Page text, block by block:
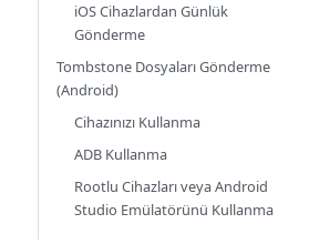
iOS Cihazlardan Günlük
Gönderme
Tombstone Dosyaları Gönderme
(Android)
Cihazınızı Kullanma
ADB Kullanma
Rootlu Cihazları veya Android
Studio Emülatörünü Kullanma